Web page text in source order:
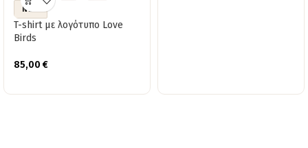
NEW
T-shirt με λογότυπο Love
Birds
85,00 €